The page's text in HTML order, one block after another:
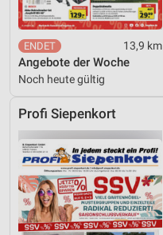
13,9 km
Angebote der Woche
Noch heute gültig
Profi Siepenkort